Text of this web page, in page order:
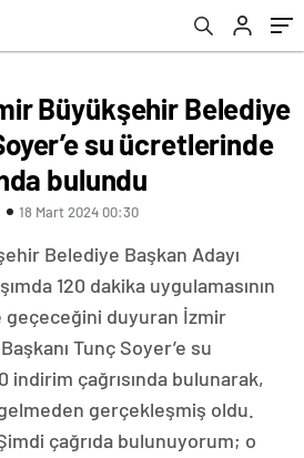
Büyükşehir Belediye
su ücretlerinde
bulundu
18 Mart 2024 00:30
Belediye Başkan Adayı
120 dakika uygulamasının
geçeceğini duyuran İzmir
Tunç Soyer’e su
çağrısında bulunarak,
gerçekleşmiş oldu.
çağrıda bulunuyorum; o